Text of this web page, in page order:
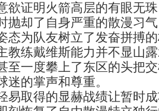
欲证明火箭高层的有眼无
抛却了自身严重的散漫习
态为队友树立了发奋拼搏
教练戴维斯能力并不显山
至一度攀上了东区的头把
迷的掌声和尊重。
取得的显赫战绩让暂时成